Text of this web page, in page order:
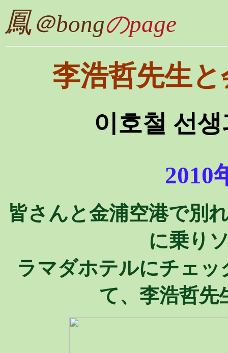
鳳＠bongのpage
李浩哲先生
이호철 선
2010
皆さんと金浦空港で別
に乗り
ラマダホテルにチェ
て、李浩哲先